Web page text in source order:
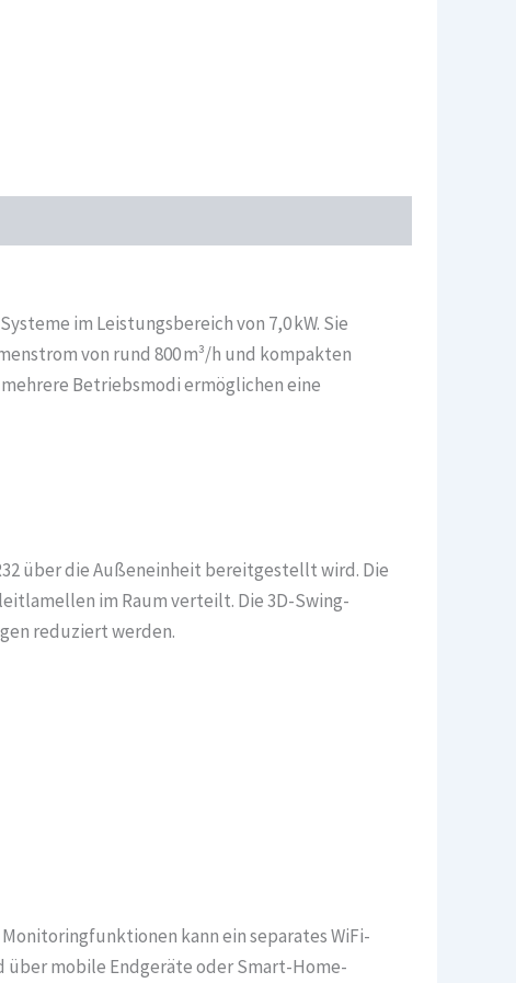
im Leistungsbereich von 7,0 kW. Sie
von rund 800 m³/h und kompakten
Betriebsmodi ermöglichen eine
über die Außeneinheit bereitgestellt wird. Die
im Raum verteilt. Die 3D-Swing-
reduziert werden.
kann ein separates WiFi-
über mobile Endgeräte oder Smart-Home-